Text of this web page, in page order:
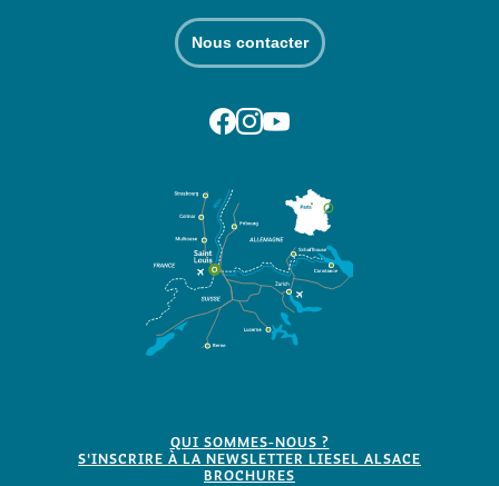
Nous contacter
Suivez-nous sur Facebook
Suivez-nous sur Instagram
Suivez-nous sur Youtube
QUI SOMMES-NOUS ?
S'INSCRIRE À LA NEWSLETTER LIESEL ALSACE
BROCHURES